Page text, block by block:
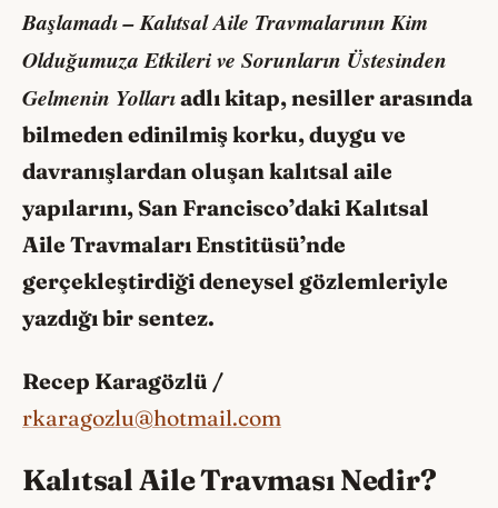
Başlamadı – Kalıtsal Aile Travmalarının Kim
Olduğumuza Etkileri ve Sorunların Üstesinden
Gelmenin Yollarıadlı kitap, nesiller arasında
bilmeden edinilmiş korku, duygu ve
davranışlardan oluşan kalıtsal aile
yapılarını, San Francisco’daki Kalıtsal
Aile Travmaları Enstitüsü’nde
gerçekleştirdiği deneysel gözlemleriyle
yazdığı bir sentez.
Recep Karagözlü /
rkaragozlu@hotmail.com
Kalıtsal Aile Travması Nedir?